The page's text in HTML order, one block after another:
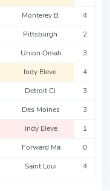
Monterey B 4
Pittsburgh 2
Union Omah 3
Indy Eleve 4
Detroit Ci 3
Des Moines 3
Indy Eleve 1
Forward Ma 0
Saint Loui 4